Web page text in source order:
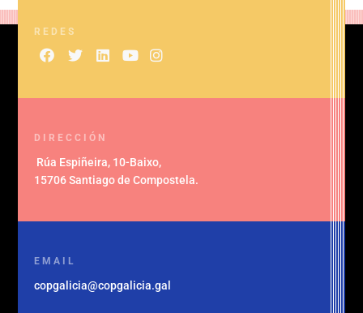
REDES
DIRECCIÓN
Rúa Espiñeira, 10-Baixo,
15706 Santiago de Compostela.
EMAIL
copgalicia@copgalicia.gal